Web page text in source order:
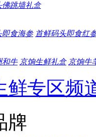
佛跳墙礼盒
即食海参 首鲜码头即食红
和牛 京饷生鲜礼盒 京饷牛
鲜专区频
牌